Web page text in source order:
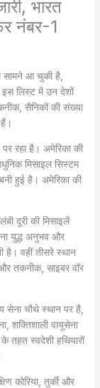
भारत
नंबर-1
सामने आ चुकी है,
इस लिस्ट में उन देशों
सैनिकों की संख्या
रहा है। अमेरिका की
मिसाइल सिस्टम
हुई है। अमेरिका की
दूरी की मिसाइलें
युद्ध अनुभव और
है। वहीं तीसरे स्थान
तकनीक, साइबर वॉर
सेना चौथे स्थान पर है,
शक्तिशाली वायुसेना
तहत स्वदेशी हथियारों
कोरिया, तुर्की और